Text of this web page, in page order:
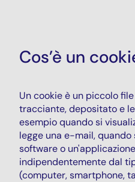
Cos’è un
Un cookie è un piccolo
tracciante, depositato e
esempio quando si
legge una e-mail,
software o
indipendentemente dal
(computer, smartphone,